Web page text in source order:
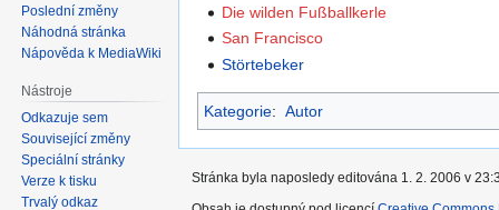
Die wilden Fußballkerle
San Francisco
Störtebeker
Kategorie: Autor
Poslední změny
Náhodná stránka
Nápověda k MediaWiki
Nástroje
Odkazuje sem
Související změny
Speciální stránky
Verze k tisku
Trvalý odkaz
Stránka byla naposledy editována 1. 2. 2006 v